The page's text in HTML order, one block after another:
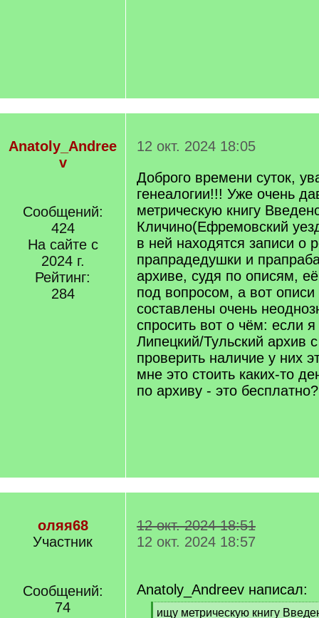
Anatoly_Andree
v
Сообщений:
424
На сайте с
2024 г.
Рейтинг:
284
12 окт. 2024 18:05
Доброго времени суток,
генеалогии!!! Уже очень
метрическую книгу
Кличино(Ефремовский
в ней находятся записи о
прапрадедушки и
архиве, судя по описям,
под вопросом, а вот описи
составлены очень
спросить вот о чём: если
Липецкий/Тульский архив
проверить наличие у них
мне это стоить каких-то
по архиву - это бесплатно?
оляя68
Участник
Сообщений:
74
12 окт. 2024 18:51
12 окт. 2024 18:57
Anatoly_Andreev написал:
[ищу метрическую книгу